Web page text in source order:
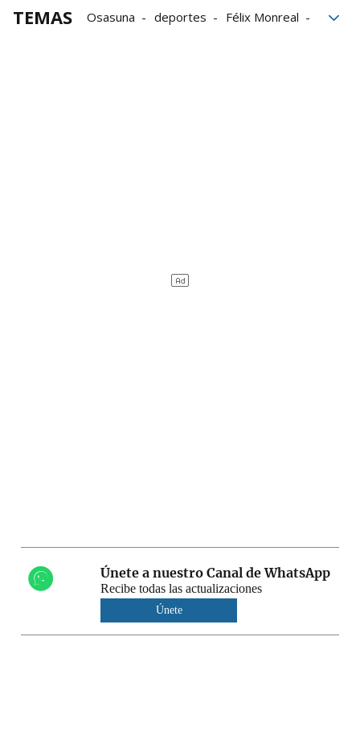
TEMAS Osasuna deportes
Félix Monreal
Únete a nuestro Canal de WhatsApp
Recibe todas las actualizaciones
Únete